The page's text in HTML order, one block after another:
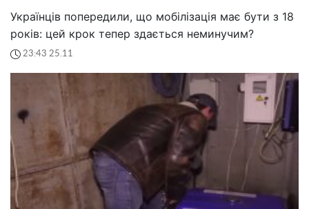
Українців попередили, що мобілізація має бути з 18
років: цей крок тепер здається неминучим?
23:43 25.11